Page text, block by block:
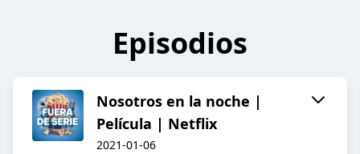
Episodios
Nosotros en la noche |
Película | Netflix
2021-01-06